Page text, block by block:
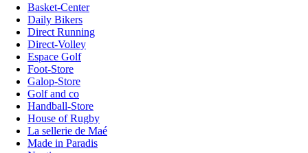
Basket-Center
Daily Bikers
Direct Running
Direct-Volley
Espace Golf
Foot-Store
Galop-Store
Golf and co
Handball-Store
House of Rugby
La sellerie de Maé
Made in Paradis